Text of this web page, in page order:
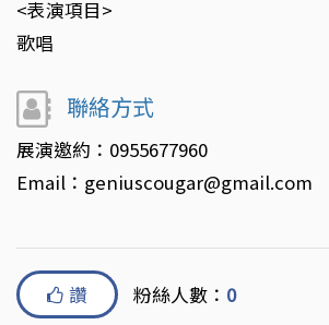
<表演項目>
歌唱
聯絡方式
展演邀約：0955677960
Email：geniuscougar@gmail.com
讚 粉絲人數： 0